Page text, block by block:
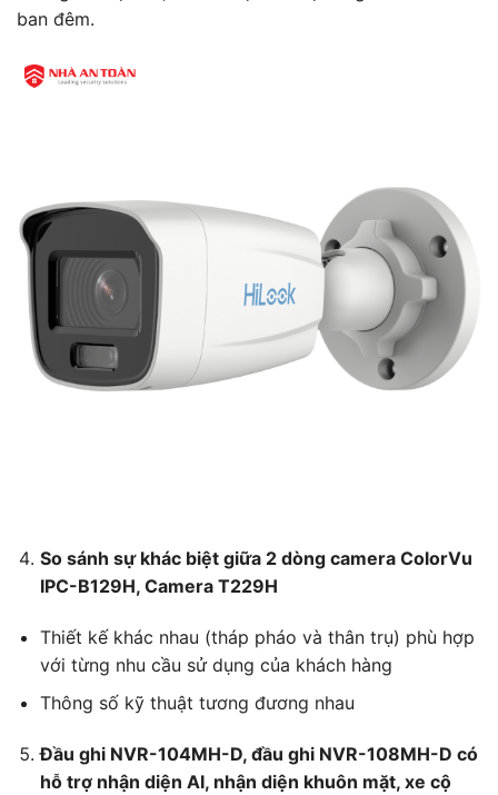
ban đêm.
So sánh sự khác biệt giữa 2 dòng camera ColorVu
IPC-B129H, Camera T229H
Thiết kế khác nhau (tháp pháo và thân trụ) phù hợp
với từng nhu cầu sử dụng của khách hàng
Thông số kỹ thuật tương đương nhau
Đầu ghi NVR-104MH-D, đầu ghi NVR-108MH-D có
hỗ trợ nhận diện AI, nhận diện khuôn mặt, xe cộ